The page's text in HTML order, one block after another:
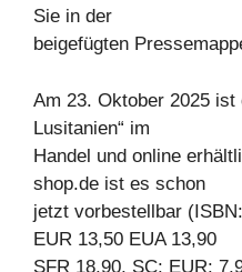
Sie in der
beigefügten
Am 23. Oktober 2025 ist
Lusitanien“ im
Handel und online
shop.de ist es schon
jetzt vorbestellbar
EUR 13,50 EUA 13,90
SFR 18,90, SC: EUR: